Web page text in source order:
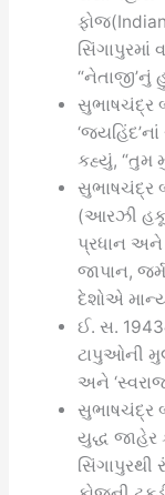
સુભાષચંદ્ર
કહ્યું, “તુમ
સુભાષચંદ્ર
(આરઝી
પ્રધાન અને
જાપાન,
દેશોએ
ઈ. સ.
ટાપુઓની
અને
સુભાષચંદ્ર
યુદ્ધ જાહેર